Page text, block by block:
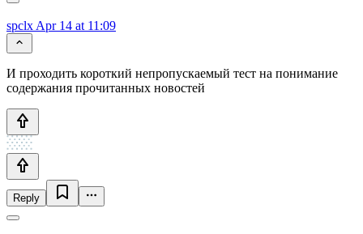
spclx Apr 14 at 11:09
И проходить короткий непропускаемый тест на понимание
содержания прочитанных новостей
Reply